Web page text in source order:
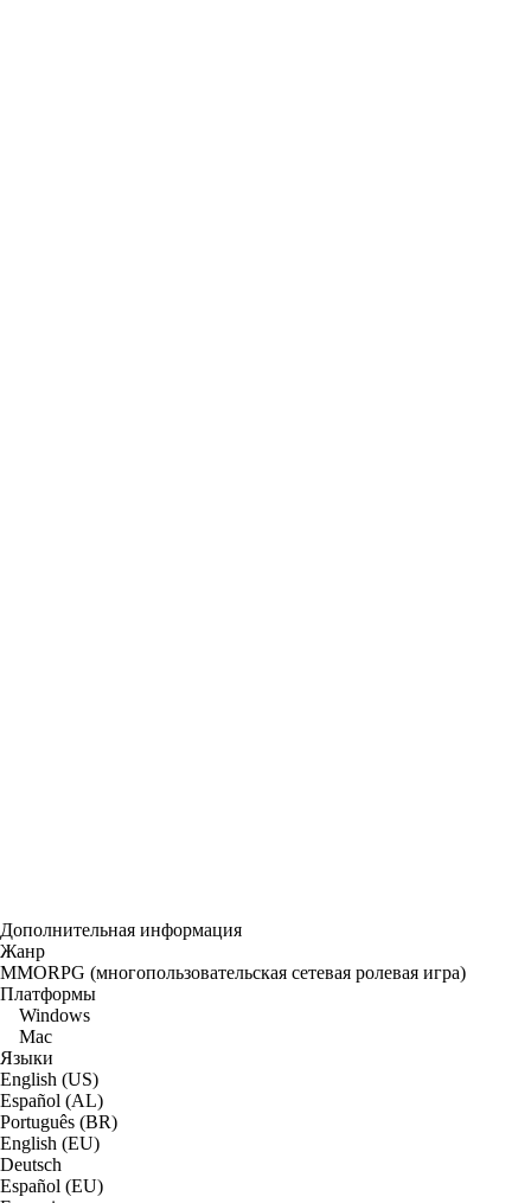
Дополнительная информация
Жанр
MMORPG (многопользовательская сетевая ролевая игра)
Платформы
Windows
Mac
Языки
English (US)
Español (AL)
Português (BR)
English (EU)
Deutsch
Español (EU)